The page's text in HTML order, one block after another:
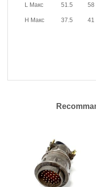
L Макс 51.5 58
H Макс 37.5 41